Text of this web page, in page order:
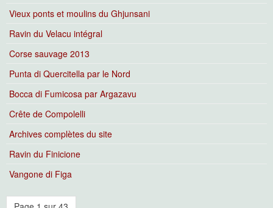
Vieux ponts et moulins du Ghjunsani
Ravin du Velacu intégral
Corse sauvage 2013
Punta di Quercitella par le Nord
Bocca di Fumicosa par Argazavu
Crête de Compolelli
Archives complètes du site
Ravin du Finicione
Vangone di Figa